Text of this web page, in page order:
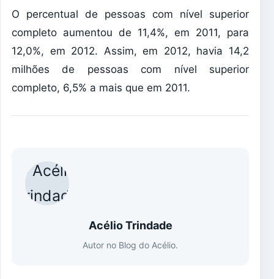
O percentual de pessoas com nível superior
completo aumentou de 11,4%, em 2011, para
12,0%, em 2012. Assim, em 2012, havia 14,2
milhões de pessoas com nível superior
completo, 6,5% a mais que em 2011.
Acélio Trindade
Autor no Blog do Acélio.